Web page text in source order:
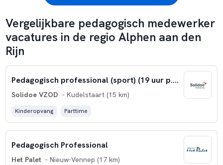
Vergelijkbare pedagogisch medewerker
vacatures in de regio Alphen aan den
Rijn
Pedagogisch professional (sport) (19 uur p.w.)
Solidoe VZOD - Kudelstaart (15 km)
Kinderopvang Parttime
Pedagogisch Professional
Het Palet - Nieuw-Vennep (17 km)